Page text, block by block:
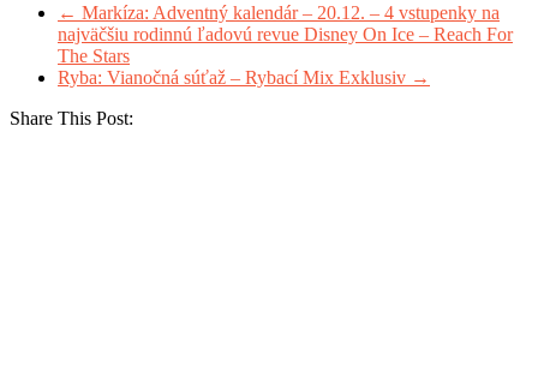
← Markíza: Adventný kalendár – 20.12. – 4 vstupenky na
najväčšiu rodinnú ľadovú revue Disney On Ice – Reach For
The Stars
Ryba: Vianočná súťaž – Rybací Mix Exklusiv →
Share This Post: